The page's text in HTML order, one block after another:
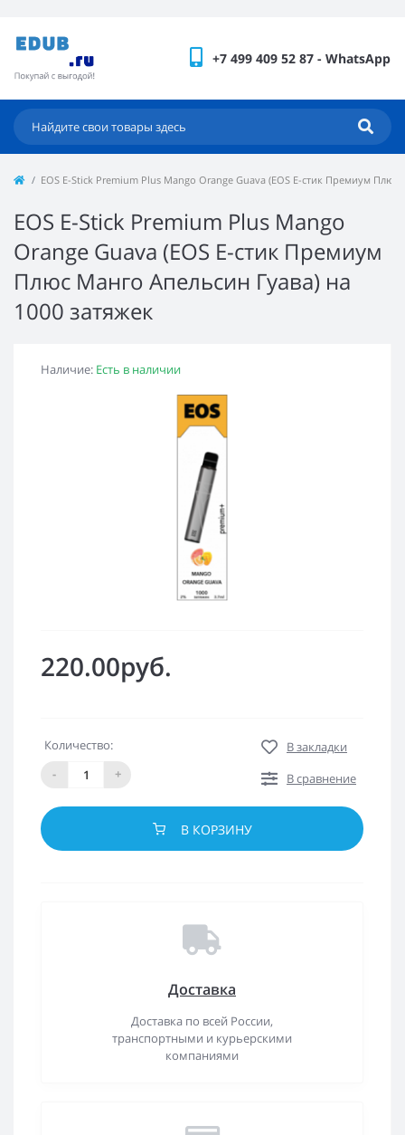
+7 499 409 52 87 - WhatsApp
EOS E-Stick Premium Plus Mango Orange Guava (EOS Е-стик Премиум
EOS E-Stick Premium Plus Mango
Orange Guava (EOS Е-стик Премиум
Плюс Манго Апельсин Гуава) на
1000 затяжек
Наличие: Есть в наличии
220.00руб.
Количество:
-
+
В закладки
В сравнение
В КОРЗИНУ
Доставка
Доставка по всей России,
транспортными и курьерскими
компаниями